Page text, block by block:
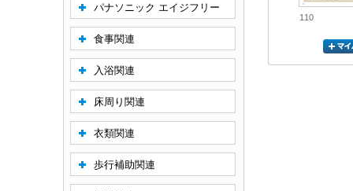
110
パナソニック エイジフリー
食事関連
入浴関連
床周り関連
衣類関連
歩行補助関連